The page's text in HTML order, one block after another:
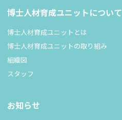
博士人材育成ユニットについて
博士人材育成ユニットとは
博士人材育成ユニットの取り組み
組織図
スタッフ
お知らせ